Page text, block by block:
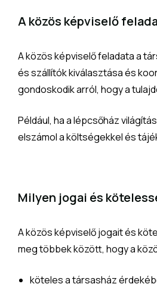
A közös képviselő
A közös képviselő feladata a
és szállítók kiválasztása és
gondoskodik arról, hogy a
Például, ha a lépcsőház
elszámol a költségekkel és
Milyen jogai és
A közös képviselő jogait és
meg többek között, hogy a
köteles a társasház